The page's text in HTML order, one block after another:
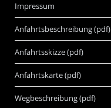
Impressum
Anfahrtsbeschreibung (pdf)
Anfahrtsskizze (pdf)
Anfahrtskarte (pdf)
Wegbeschreibung (pdf)